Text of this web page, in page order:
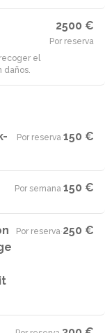
el
daños.
2500 €
Por reserva
Por reserva·150 €
Por semana·150 €
Por reserva·250 €